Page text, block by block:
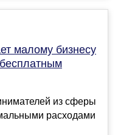
малому бизнесу
бесплатным
из сферы
расходами